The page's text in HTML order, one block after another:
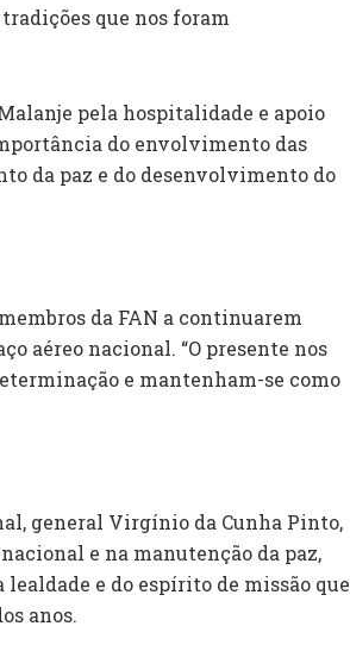
que nos foram
pela hospitalidade e apoio
do envolvimento das
da paz e do desenvolvimento do
da FAN a continuarem
aéreo nacional. “O presente nos
e mantenham-se como
general Virgínio da Cunha Pinto,
e na manutenção da paz,
e do espírito de missão que
anos.